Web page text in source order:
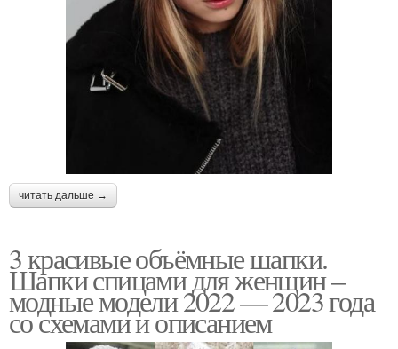
читать дальше →
3 красивые объёмные шапки.
Шапки спицами для женщин –
модные модели 2022 — 2023 года
со схемами и описанием